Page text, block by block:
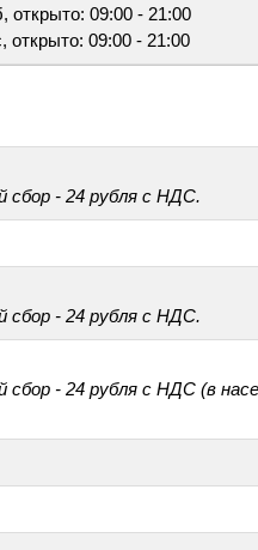
открыто: 09:00 - 21:00
открыто: 09:00 - 21:00
сбор - 24 рубля с НДС.
сбор - 24 рубля с НДС.
- 24 рубля с НДС (в